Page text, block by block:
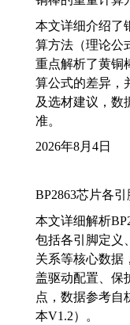
本文详细介绍了
算方法（理论公
重点解析了黄铜
算公式的差异，
及选材建议，数
准。
2026年8月4日
BP2863芯片各
本文详细解析
包括各引脚定义
关系等核心数据
盖驱动配置、保
点，数据参考自
本V1.2）。